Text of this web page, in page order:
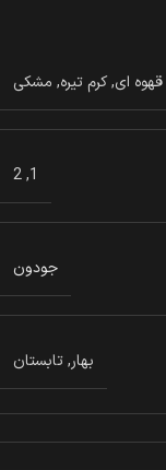
قهوه ای,کرم تیره, مشکی
1
,
2
جودون
بهار,تابستان